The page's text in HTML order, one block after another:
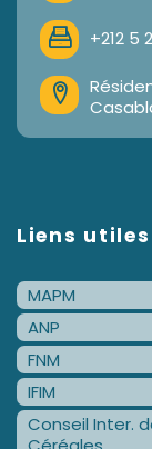
+212 5
Liens utiles
MAPM
ANP
FNM
IFIM
Conseil Inter.